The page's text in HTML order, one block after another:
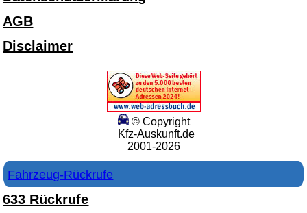
AGB
Disclaimer
© Copyright
Kfz-Auskunft.de
2001-2026
Fahrzeug-Rückrufe
633 Rückrufe